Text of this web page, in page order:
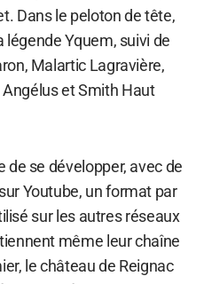
Dans le peloton de tête,
légende Yquem, suivi de
Malartic Lagravière,
et Smith Haut
de se développer, avec de
Youtube, un format par
sur les autres réseaux
même leur chaîne
le château de Reignac